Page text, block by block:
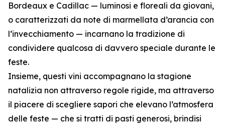
Bordeaux e Cadillac — luminosi e floreali da giovani,
o caratterizzati da note di marmellata d’arancia con
l’invecchiamento — incarnano la tradizione di
condividere qualcosa di davvero speciale durante le
feste.
Insieme, questi vini accompagnano la stagione
natalizia non attraverso regole rigide, ma attraverso
il piacere di scegliere sapori che elevano l’atmosfera
delle feste — che si tratti di pasti generosi, brindisi